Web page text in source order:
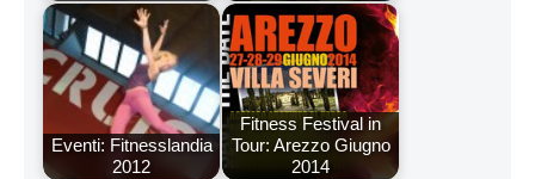
Eventi: Fitnesslandia
2012
Fitness Festival in
Tour: Arezzo Giugno
2014